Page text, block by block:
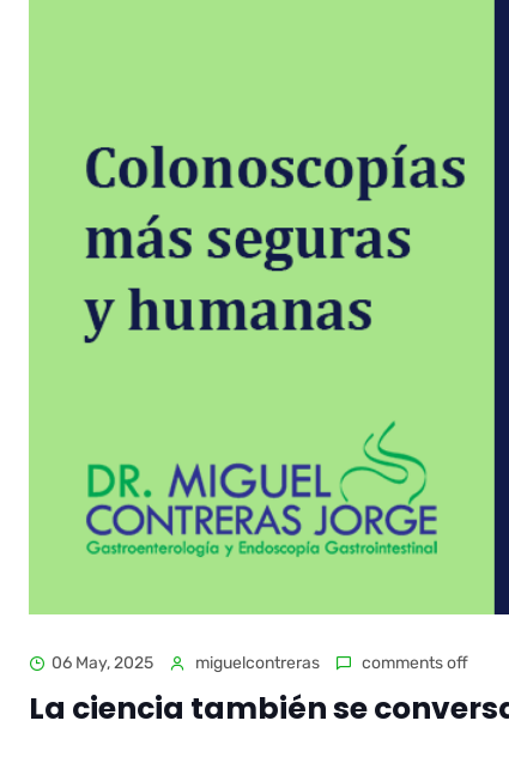
06 May, 2025 miguelcontreras comments off
La ciencia también se